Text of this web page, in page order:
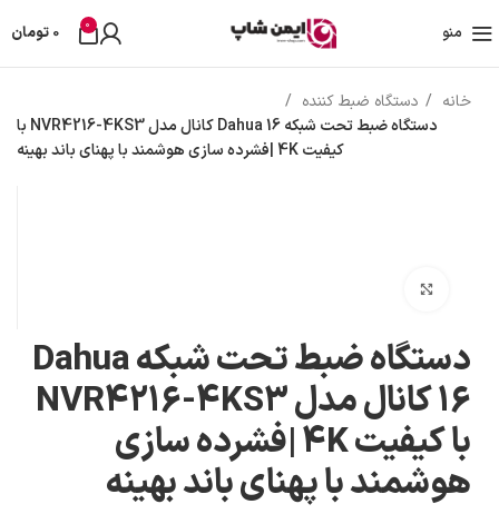
منو 0
0 تومان
خانه
دستگاه ضبط کننده
دستگاه ضبط تحت شبکه Dahua 16 کانال مدل NVR4216-4KS3 با
کیفیت 4K |فشرده سازی هوشمند با پهنای باند بهینه
دستگاه ضبط تحت شبکه Dahua
16 کانال مدل NVR4216-4KS3
با کیفیت 4K |فشرده سازی
هوشمند با پهنای باند بهینه
تمامی تخفیفات و قیمت های ایمن شاپ به روز می باشد وبا خیال راحت خرید کنید در صورت
مشکل حتما با پشتیبانی فروشگاه تماس بگیرید